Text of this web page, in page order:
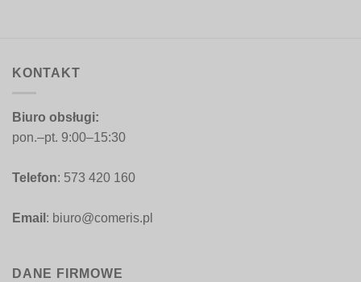
KONTAKT
Biuro obsługi:
pon.–pt. 9:00–15:30
Telefon: 573 420 160
Email : biuro@comeris.pl
DANE FIRMOWE